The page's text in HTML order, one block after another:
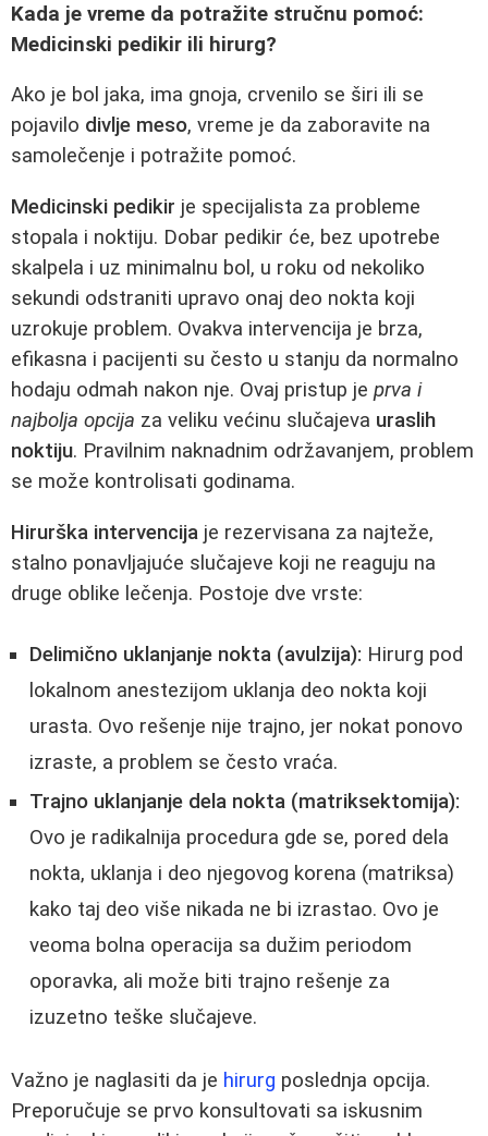
Kada je vreme da potražite stručnu pomoć:
Medicinski pedikir ili hirurg?
Ako je bol jaka, ima gnoja, crvenilo se širi ili se
pojavilo divlje meso, vreme je da zaboravite na
samolečenje i potražite pomoć.
Medicinski pedikir je specijalista za probleme
stopala i noktiju. Dobar pedikir će, bez upotrebe
skalpela i uz minimalnu bol, u roku od nekoliko
sekundi odstraniti upravo onaj deo nokta koji
uzrokuje problem. Ovakva intervencija je brza,
efikasna i pacijenti su često u stanju da normalno
hodaju odmah nakon nje. Ovaj pristup je prva i
najbolja opcija za veliku većinu slučajeva uraslih
noktiju. Pravilnim naknadnim održavanjem, problem
se može kontrolisati godinama.
Hirurška intervencija je rezervisana za najteže,
stalno ponavljajuće slučajeve koji ne reaguju na
druge oblike lečenja. Postoje dve vrste:
Delimično uklanjanje nokta (avulzija): Hirurg pod
lokalnom anestezijom uklanja deo nokta koji
urasta. Ovo rešenje nije trajno, jer nokat ponovo
izraste, a problem se često vraća.
Trajno uklanjanje dela nokta (matriksektomija):
Ovo je radikalnija procedura gde se, pored dela
nokta, uklanja i deo njegovog korena (matriksa)
kako taj deo više nikada ne bi izrastao. Ovo je
veoma bolna operacija sa dužim periodom
oporavka, ali može biti trajno rešenje za
izuzetno teške slučajeve.
Važno je naglasiti da je hirurg poslednja opcija.
Preporučuje se prvo konsultovati sa iskusnim